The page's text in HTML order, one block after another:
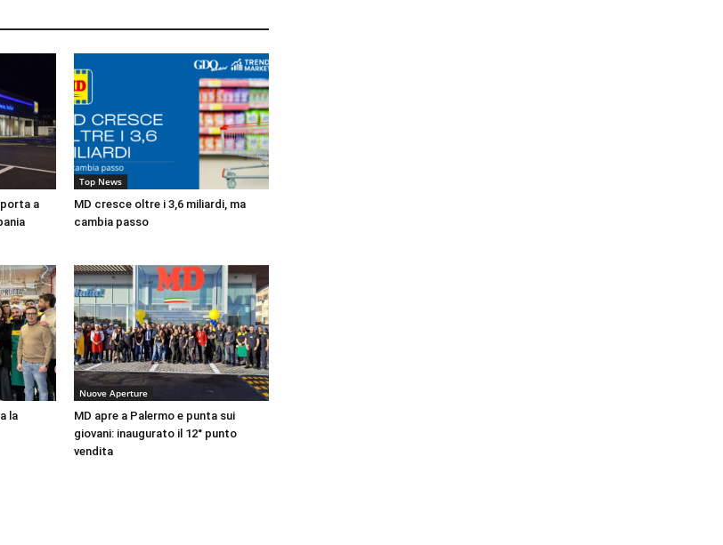
a
Top News
MD cresce oltre i 3,6 miliardi, ma
cambia passo
la
Nuove Aperture
MD apre a Palermo e punta sui
giovani: inaugurato il 12° punto
vendita